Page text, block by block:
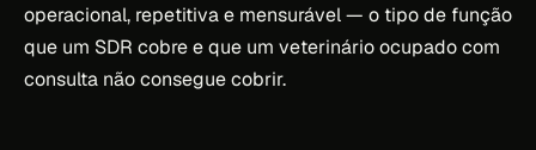
operacional, repetitiva e mensurável — o tipo de função
que um SDR cobre e que um veterinário ocupado com
consulta não consegue cobrir.